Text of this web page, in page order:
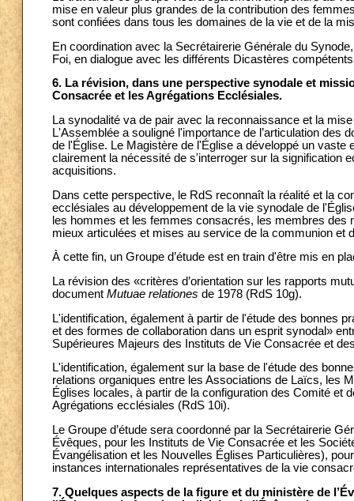
mise en valeur plus grandes de la contribution des
sont confiées dans tous les domaines de la vie et de la
En coordination avec la Secrétairerie Générale du
Foi, en dialogue avec les différents Dicastères
6. La révision, dans une perspective synodale et
Consacrée et les Agrégations Ecclésiales.
La synodalité va de pair avec la reconnaissance et la
L'Assemblée a souligné l'importance de l’articulation
de l'Église. Le Magistère de l'Église a développé un
clairement la nécessité de s'interroger sur la signification
acquisitions.
Dans cette perspective, le RdS reconnaît la réalité et la
ecclésiales au développement de la vie synodale de
les hommes et les femmes consacrés, les membres
mieux articulées et mises au service de la communion et
À cette fin, un Groupe d’étude est en train d'être mis en
La révision des «critères d’orientation sur les rapports
document Mutuae relationes de 1978 (RdS 10g).
L'identification, également à partir de l'étude des bonnes
et des formes de collaboration dans un esprit synodal»
Supérieures Majeurs des Instituts de Vie Consacrée et
L'identification, également sur la base de l'étude des
relations organiques entre les Associations de Laïcs, les
Églises locales, à partir de la configuration des Comité
Agrégations ecclésiales (RdS 10i).
Le Groupe d’étude sera coordonné par la Secrétairerie
Évêques, pour les Instituts de Vie Consacrée et les
Évangélisation et les Nouvelles Églises Particulières),
instances internationales représentatives de la vie
7. Quelques aspects de la figure et du ministère de